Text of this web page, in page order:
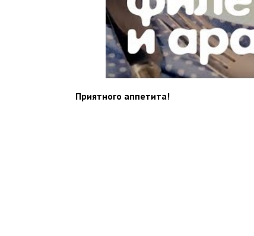
Приятного аппетита!